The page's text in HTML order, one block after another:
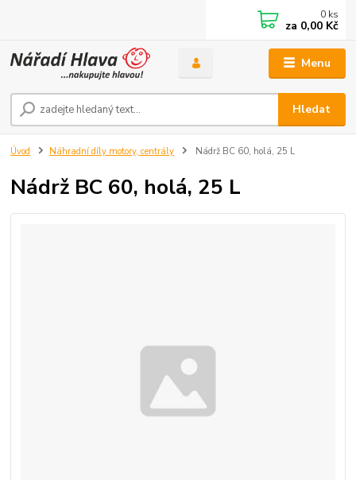
Menu
Hledat
0 ks
za 0,00 Kč
Úvod Náhradní díly motory, centrály Nádrž BC 60, holá, 25 L
Nádrž BC 60, holá, 25 L